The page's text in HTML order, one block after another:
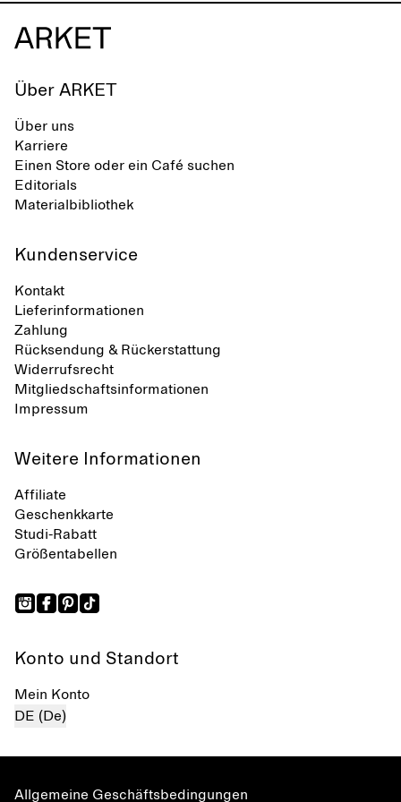
Über ARKET
Über uns
Karriere
Einen Store oder ein Café suchen
Editorials
Materialbibliothek
Kundenservice
Kontakt
Lieferinformationen
Zahlung
Rücksendung & Rückerstattung
Widerrufsrecht
Mitgliedschaftsinformationen
Impressum
Weitere Informationen
Affiliate
Geschenkkarte
Studi-Rabatt
Größentabellen
Konto und Standort
Mein Konto
DE (De)
Allgemeine Geschäftsbedingungen